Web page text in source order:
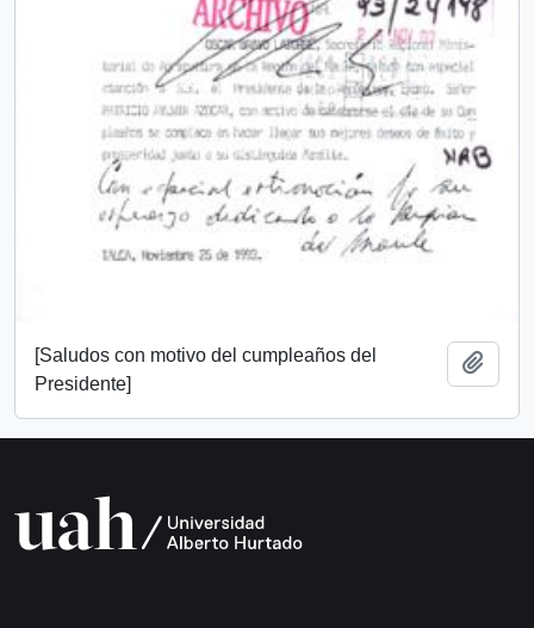
[Saludos con motivo del cumpleaños del
Presidente]